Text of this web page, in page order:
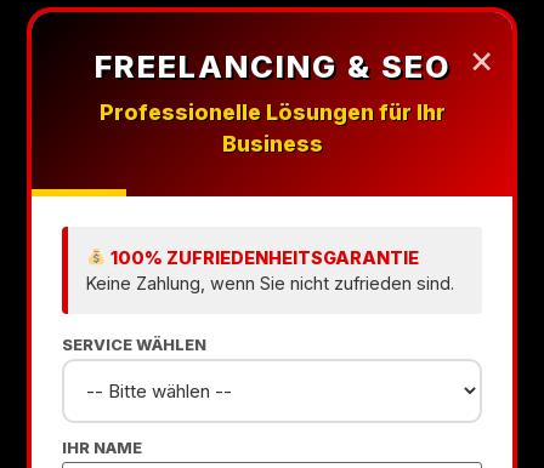
×
FREELANCING & SEO
Professionelle Lösungen für Ihr
Business
100% ZUFRIEDENHEITSGARANTIE
Keine Zahlung, wenn Sie nicht zufrieden sind.
SERVICE WÄHLEN
IHR NAME
NR. 1 WEBDESIGN SERVICE IN DEUTSCHLAND
Professioneller
Webdesign
Berlin
für Ihr Business